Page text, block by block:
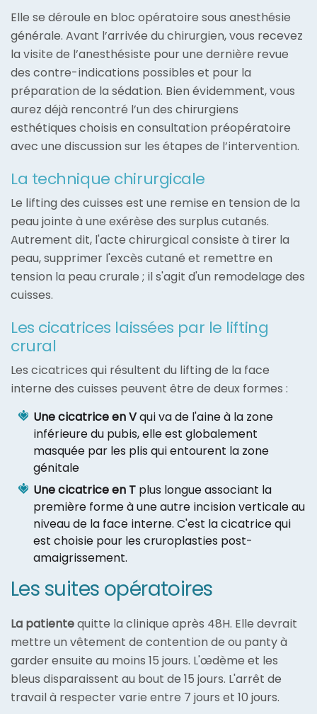
Elle se déroule en bloc opératoire sous anesthésie
générale. Avant l’arrivée du chirurgien, vous recevez
la visite de l’anesthésiste pour une dernière revue
des contre-indications possibles et pour la
préparation de la sédation. Bien évidemment, vous
aurez déjà rencontré l’un des chirurgiens
esthétiques choisis en consultation préopératoire
avec une discussion sur les étapes de l’intervention.
La technique chirurgicale
Le lifting des cuisses est une remise en tension de la
peau jointe à une exérèse des surplus cutanés.
Autrement dit, l'acte chirurgical consiste à tirer la
peau, supprimer l'excès cutané et remettre en
tension la peau crurale ; il s'agit d'un remodelage des
cuisses.
Les cicatrices laissées par le lifting
crural
Les cicatrices qui résultent du lifting de la face
interne des cuisses peuvent être de deux formes :
Une cicatrice en Vqui va de l'aine à la zone
inférieure du pubis, elle est globalement
masquée par les plis qui entourent la zone
génitale
Une cicatrice en T plus longue associant la
première forme à une autre incision verticale au
niveau de la face interne. C'est la cicatrice qui
est choisie pour les cruroplasties post-
amaigrissement.
Les suites opératoires
La patientequitte la clinique après 48H. Elle devrait
mettre un vêtement de contention de ou panty à
garder ensuite au moins 15 jours. L'œdème et les
bleus disparaissent au bout de 15 jours. L'arrêt de
travail à respecter varie entre 7 jours et 10 jours.